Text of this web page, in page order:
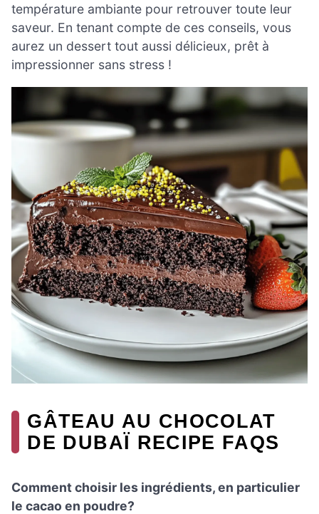
température ambiante pour retrouver toute leur
saveur. En tenant compte de ces conseils, vous
aurez un dessert tout aussi délicieux, prêt à
impressionner sans stress !
GÂTEAU AU CHOCOLAT
DE DUBAÏ RECIPE FAQS
Comment choisir les ingrédients, en particulier
le cacao en poudre?